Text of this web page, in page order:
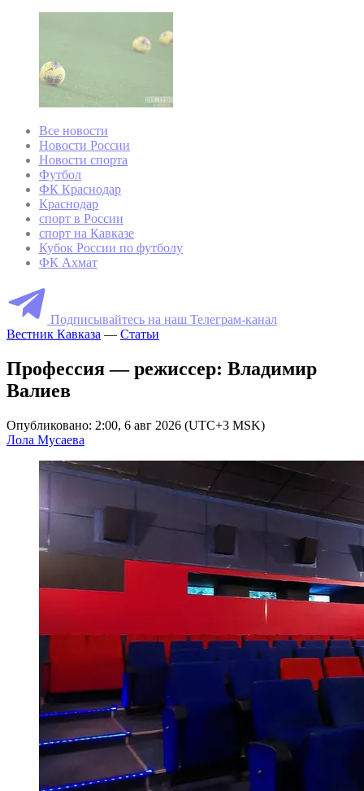
Все новости
Новости России
Новости спорта
Футбол
ФК Краснодар
Краснодар
спорт в России
спорт на Кавказе
Кубок России по футболу
ФК Ахмат
Подписывайтесь на наш Телеграм-канал
Вестник Кавказа — Статьи
Профессия — режиссер: Владимир
Валиев
Опубликовано: 2:00, 6 авг 2026 (UTC+3 MSK)
Лола Мусаева